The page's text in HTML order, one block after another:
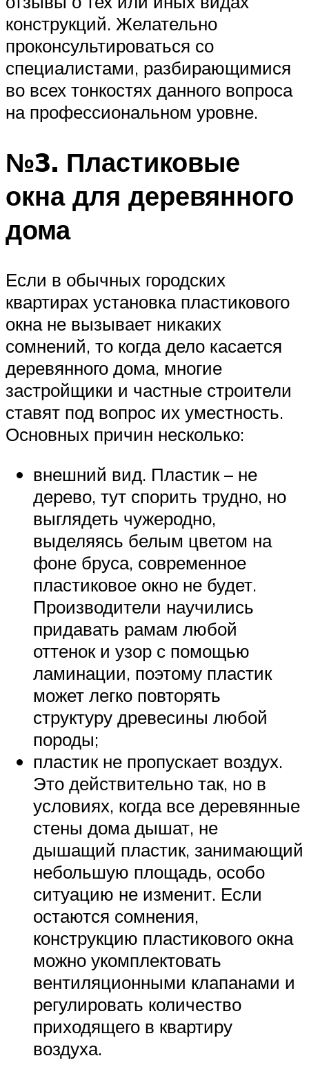
конструкций. Желательно
проконсультироваться со
специалистами, разбирающимися
во всех тонкостях данного вопроса
на профессиональном уровне.
№3. Пластиковые
окна для деревянного
дома
Если в обычных городских
квартирах установка пластикового
окна не вызывает никаких
сомнений, то когда дело касается
деревянного дома, многие
застройщики и частные строители
ставят под вопрос их уместность.
Основных причин несколько:
внешний вид. Пластик – не
дерево, тут спорить трудно, но
выглядеть чужеродно,
выделяясь белым цветом на
фоне бруса, современное
пластиковое окно не будет.
Производители научились
придавать рамам любой
оттенок и узор с помощью
ламинации, поэтому пластик
может легко повторять
структуру древесины любой
породы;
пластик не пропускает воздух.
Это действительно так, но в
условиях, когда все деревянные
стены дома дышат, не
дышащий пластик, занимающий
небольшую площадь, особо
ситуацию не изменит. Если
остаются сомнения,
конструкцию пластикового окна
можно укомплектовать
вентиляционными клапанами и
регулировать количество
приходящего в квартиру
воздуха.